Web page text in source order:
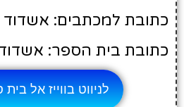
כתובת למכתבים: אשדוד ת.ד.
כתובת בית הספר: אשדוד
לניווט בווייז אל